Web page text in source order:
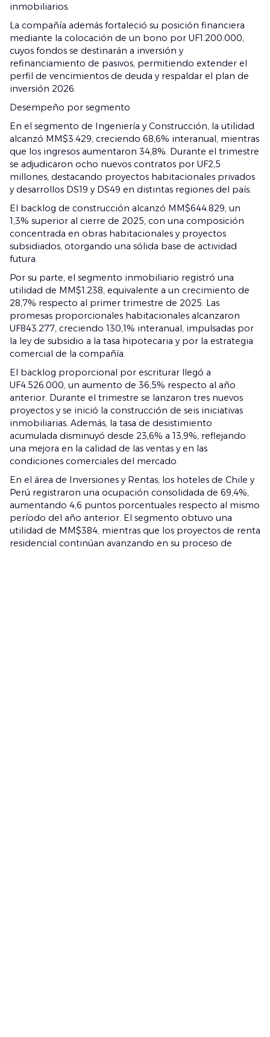
inmobiliarios.
La compañía además fortaleció su posición financiera
mediante la colocación de un bono por UF1.200.000,
cuyos fondos se destinarán a inversión y
refinanciamiento de pasivos, permitiendo extender el
perfil de vencimientos de deuda y respaldar el plan de
inversión 2026.
Desempeño por segmento
En el segmento de Ingeniería y Construcción, la utilidad
alcanzó MM$3.429, creciendo 68,6% interanual, mientras
que los ingresos aumentaron 34,8%. Durante el trimestre
se adjudicaron ocho nuevos contratos por UF2,5
millones, destacando proyectos habitacionales privados
y desarrollos DS19 y DS49 en distintas regiones del país.
El backlog de construcción alcanzó MM$644.829, un
1,3% superior al cierre de 2025, con una composición
concentrada en obras habitacionales y proyectos
subsidiados, otorgando una sólida base de actividad
futura.
Por su parte, el segmento inmobiliario registró una
utilidad de MM$1.238, equivalente a un crecimiento de
28,7% respecto al primer trimestre de 2025. Las
promesas proporcionales habitacionales alcanzaron
UF843.277, creciendo 130,1% interanual, impulsadas por
la ley de subsidio a la tasa hipotecaria y por la estrategia
comercial de la compañía.
El backlog proporcional por escriturar llegó a
UF4.526.000, un aumento de 36,5% respecto al año
anterior. Durante el trimestre se lanzaron tres nuevos
proyectos y se inició la construcción de seis iniciativas
inmobiliarias. Además, la tasa de desistimiento
acumulada disminuyó desde 23,6% a 13,9%, reflejando
una mejora en la calidad de las ventas y en las
condiciones comerciales del mercado.
En el área de Inversiones y Rentas, los hoteles de Chile y
Perú registraron una ocupación consolidada de 69,4%,
aumentando 4,6 puntos porcentuales respecto al mismo
período del año anterior. El segmento obtuvo una
utilidad de MM$384, mientras que los proyectos de renta
residencial continúan avanzando en su proceso de